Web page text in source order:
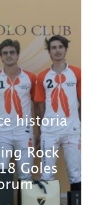
historia
Rock
Goles